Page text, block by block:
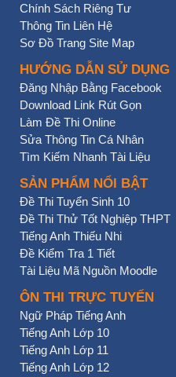
Chính Sách Riêng Tư
Thông Tin Liên Hệ
Sơ Đồ Trang Site Map
HƯỚNG DẪN SỬ DỤNG
Đăng Nhập Bằng Facebook
Download Link Rút Gọn
Làm Đề Thi Online
Sửa Thông Tin Cá Nhân
Tìm Kiếm Nhanh Tài Liệu
SẢN PHẨM NỔI BẬT
Đề Thi Tuyển Sinh 10
Đề Thi Thử Tốt Nghiệp THPT
Tiếng Anh Thiếu Nhi
Đề Kiểm Tra 1 Tiết
Tài Liệu Mã Nguồn Moodle
ÔN THI TRỰC TUYẾN
Ngữ Pháp Tiếng Anh
Tiếng Anh Lớp 10
Tiếng Anh Lớp 11
Tiếng Anh Lớp 12